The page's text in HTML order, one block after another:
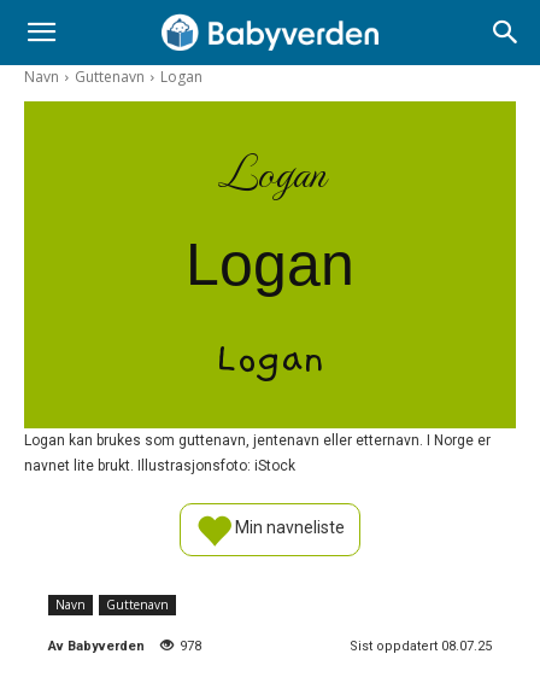
Navn Guttenavn Logan
Logan
Logan
Logan
Logan kan brukes som guttenavn, jentenavn eller etternavn. I Norge er
navnet lite brukt. Illustrasjonsfoto: iStock
Min navneliste
Navn Guttenavn
Av Babyverden 978 Sist oppdatert 08.07.25